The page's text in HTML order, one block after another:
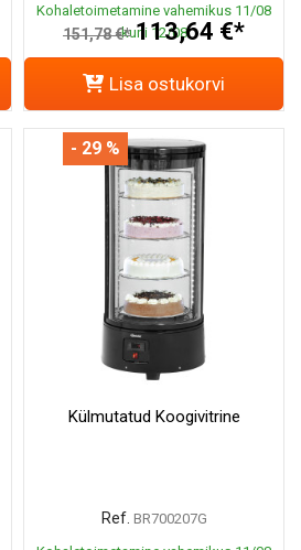
Kohaletoimetamine vahemikus 11/08
kuni 12/08
151,78 €* 113,64 €*
Lisa ostukorvi
Külmutatud Koogivitrine
Ref. BR700207G
- 29 %